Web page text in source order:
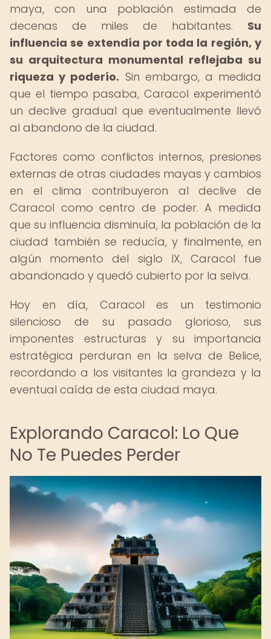
maya, con una población estimada de
decenas de miles de habitantes. Su
influencia se extendía por toda la región, y
su arquitectura monumental reflejaba su
riqueza y poderío. Sin embargo, a medida
que el tiempo pasaba, Caracol experimentó
un declive gradual que eventualmente llevó
al abandono de la ciudad.
Factores como conflictos internos, presiones
externas de otras ciudades mayas y cambios
en el clima contribuyeron al declive de
Caracol como centro de poder. A medida
que su influencia disminuía, la población de la
ciudad también se reducía, y finalmente, en
algún momento del siglo IX, Caracol fue
abandonado y quedó cubierto por la selva.
Hoy en día, Caracol es un testimonio
silencioso de su pasado glorioso, sus
imponentes estructuras y su importancia
estratégica perduran en la selva de Belice,
recordando a los visitantes la grandeza y la
eventual caída de esta ciudad maya.
Explorando Caracol: Lo Que
No Te Puedes Perder